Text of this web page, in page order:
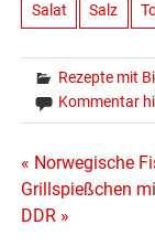
Salat Salz
Rezepte mit
Kommentar
« Norwegische
Grillspießchen
DDR »